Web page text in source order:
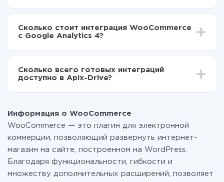
передаваться из WooCommerce в Google
отличаться и составлять от 5-ти до 30-минут. В
среднем настройка занимает 10-15 минут.
Сколько стоит интеграция WooCommerce
с Google Analytics 4?
функционал. Вы оплачиваете только количество
данных, которые по факту передаются из одной
перейти на платный, при необходимости. Подробнее
отарифах.
Сколько всего готовых интеграций
доступно в Apix-Drive?
Информация о WooCommerce
WooCommerce — это плагин для электронной
коммерции, позволяющий развернуть интернет-
магазин на сайте, построенном на WordPress.
Благодаря функциональности, гибкости и
множеству дополнительных расширений, позволяет